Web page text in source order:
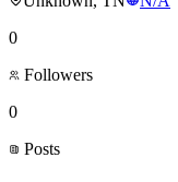
0
Followers
0
Posts